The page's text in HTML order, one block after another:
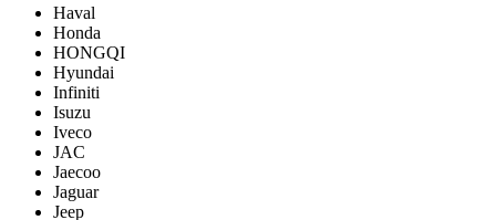
Haval
Honda
HONGQI
Hyundai
Infiniti
Isuzu
Iveco
JAC
Jaecoo
Jaguar
Jeep